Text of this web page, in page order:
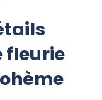
fleurie